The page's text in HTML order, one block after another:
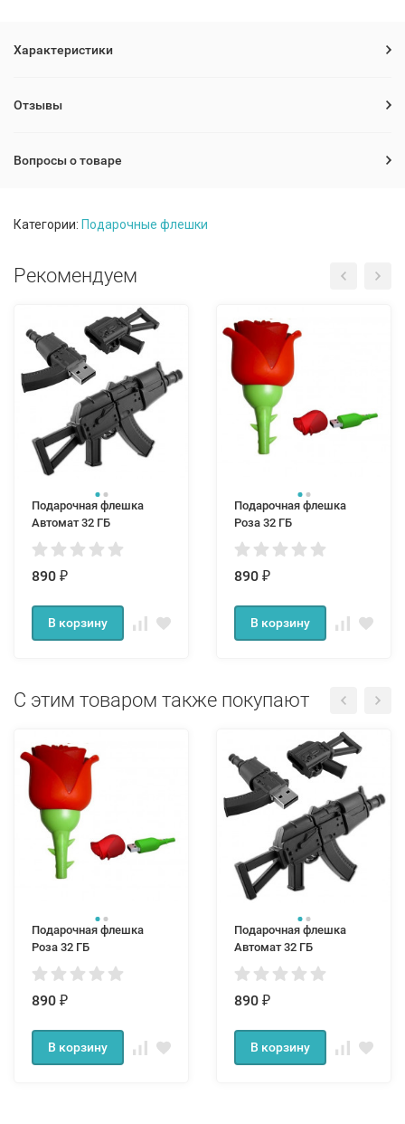
Характеристики
Отзывы
Вопросы о товаре
Категории: Подарочные флешки
Рекомендуем
Подарочная флешка
Автомат 32 ГБ
890 ₽
В корзину
Подарочная флешка
Роза 32 ГБ
890 ₽
В корзину
С этим товаром также покупают
Подарочная флешка
Роза 32 ГБ
890 ₽
В корзину
Подарочная флешка
Автомат 32 ГБ
890 ₽
В корзину